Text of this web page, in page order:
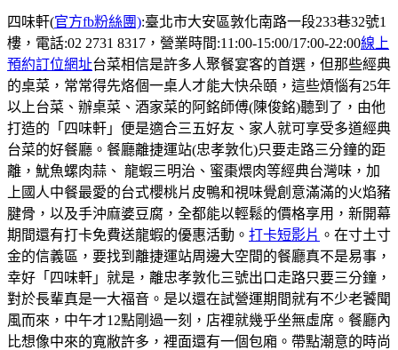
四味軒(官方fb粉絲團):臺北市大安區敦化南路一段233巷32號1
樓，電話:02 2731 8317，營業時間:11:00-15:00/17:00-22:00線上
預約訂位網址台菜相信是許多人聚餐宴客的首選，但那些經典
的桌菜，常常得先烙個一桌人才能大快朵頤，這些煩惱有25年
以上台菜、辦桌菜、酒家菜的阿銘師傅(陳俊銘)聽到了，由他
打造的「四味軒」便是適合三五好友、家人就可享受多道經典
台菜的好餐廳。餐廳離捷運站(忠孝敦化)只要走路三分鐘的距
離，魷魚螺肉蒜、 龍蝦三明治、蜜棗煨肉等經典台灣味，加
上國人中餐最愛的台式櫻桃片皮鴨和視味覺創意滿滿的火焰豬
腱骨，以及手沖麻婆豆腐，全都能以輕鬆的價格享用，新開幕
期間還有打卡免費送龍蝦的優惠活動。 打卡短影片 。在寸土寸
金的信義區，要找到離捷運站周邊大空間的餐廳真不是易事，
幸好「四味軒」就是，離忠孝敦化三號出口走路只要三分鐘，
對於長輩真是一大福音。是以還在試營運期間就有不少老饕聞
風而來，中午才12點剛過一刻，店裡就幾乎坐無虛席。餐廳內
比想像中來的寬敝許多，裡面還有一個包廂。帶點潮意的時尚